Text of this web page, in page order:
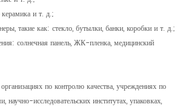
и т. д.;
такие как: стекло, бутылки, банки, коробки и т. д.;
солнечная панель, ЖК-пленка, медицинский
по контролю качества, учреждениях по
научно-исследовательских институтах, упаковках,